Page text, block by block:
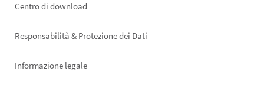
Footer
Centro di download
Responsabilità & Protezione dei Dati
Informazione legale